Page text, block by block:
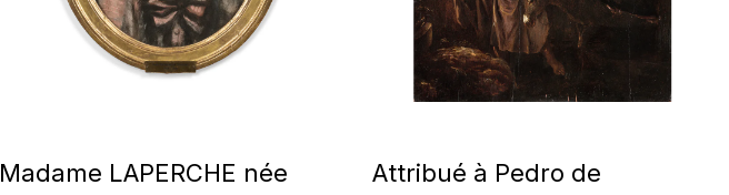
Madame LAPERCHE née
Attribué à Pedro de